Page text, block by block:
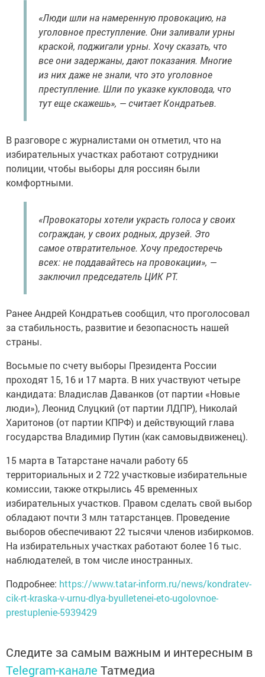
«Люди шли на намеренную провокацию, на
уголовное преступление. Они заливали урны
краской, поджигали урны. Хочу сказать, что
все они задержаны, дают показания. Многие
из них даже не знали, что это уголовное
преступление. Шли по указке кукловода, что
тут еще скажешь», — считает Кондратьев.
В разговоре с журналистами он отметил, что на
избирательных участках работают сотрудники
полиции, чтобы выборы для россиян были
комфортными.
«Провокаторы хотели украсть голоса у своих
сограждан, у своих родных, друзей. Это
самое отвратительное. Хочу предостеречь
всех: не поддавайтесь на провокации», —
заключил председатель ЦИК РТ.
Ранее Андрей Кондратьев сообщил, что проголосовал
за стабильность, развитие и безопасность нашей
страны.
Восьмые по счету выборы Президента России
проходят 15, 16 и 17 марта. В них участвуют четыре
кандидата: Владислав Даванков (от партии «Новые
люди»), Леонид Слуцкий (от партии ЛДПР), Николай
Харитонов (от партии КПРФ) и действующий глава
государства Владимир Путин (как самовыдвиженец).
15 марта в Татарстане начали работу 65
территориальных и 2 722 участковые избирательные
комиссии, также открылись 45 временных
избирательных участков. Правом сделать свой выбор
обладают почти 3 млн татарстанцев. Проведение
выборов обеспечивают 22 тысячи членов избиркомов.
На избирательных участках работают более 16 тыс.
наблюдателей, в том числе иностранных.
Подробнее: https://www.tatar-inform.ru/news/kondratev-
cik-rt-kraska-v-urnu-dlya-byulletenei-eto-ugolovnoe-
prestuplenie-5939429
Следите за самым важным и интересным в
Telegram-канале Татмедиа